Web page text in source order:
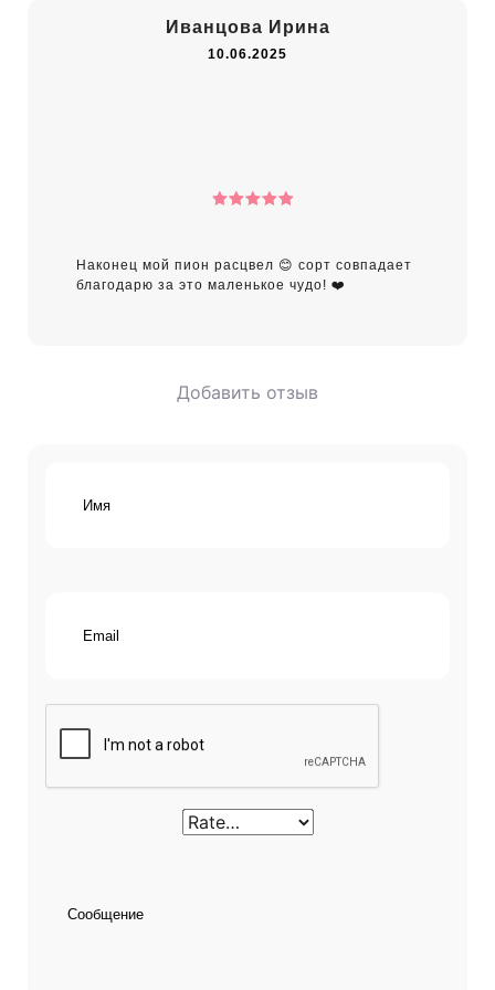
10.06.2025
Иванцова Ирина
Наконец мой пион расцвел 😊 сорт совпадает
благодарю за это маленькое чудо! ❤️
Добавить отзыв